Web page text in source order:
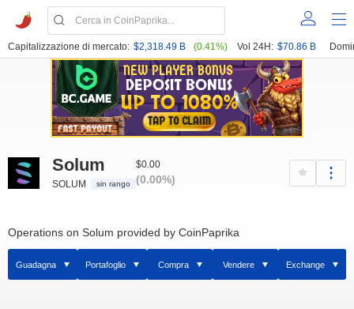
Capitalizzazione di mercato: $2,318.49 B (0.41%) Vol 24H: $70.86 B
Solum
SOLUM sin rango
$0.00
(0.00%)
Operations on Solum provided by CoinPaprika
Guadagna Portafoglio Compra Vendere Exchange